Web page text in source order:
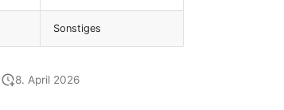
Sonstiges
8. April 2026